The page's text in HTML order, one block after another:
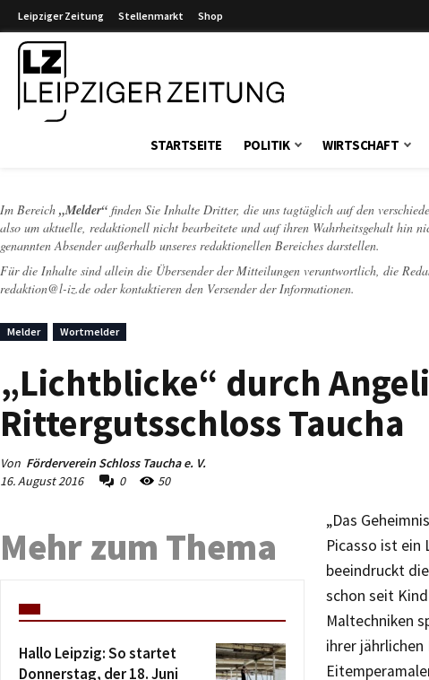
Leipziger Zeitung Stellenmarkt Shop
STARTSEITE POLITIK WIRTSCHAFT
Im Bereich „Melder“ finden Sie Inhalte Dritter, die uns tagtäglich auf den
also um aktuelle, redaktionell nicht bearbeitete und auf ihren Wahrheitsgehalt hin
genannten Absender außerhalb unseres redaktionellen Bereiches darstellen.
Für die Inhalte sind allein die Übersender der Mitteilungen verantwortlich, die
redaktion@l-iz.de oder kontaktieren den Versender der Informationen.
Melder Wortmelder
„Lichtblicke“ durch
Rittergutsschloss Taucha
Von Förderverein Schloss Taucha e. V.
16. August 2016
0 50
„Das
Picasso ist ein
beeindruckt
schon seit
Maltechniken
ihrer jährlichen
Mehr zum Thema
Hallo Leipzig: So startet
Donnerstag, der 18. Juni